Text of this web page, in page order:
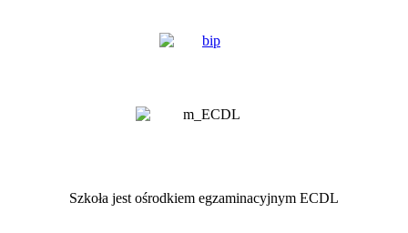
Szkoła jest ośrodkiem egzaminacyjnym ECDL